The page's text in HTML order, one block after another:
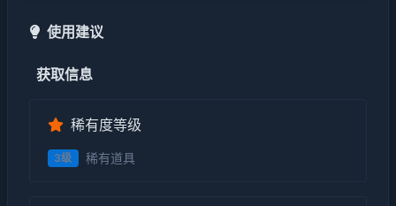
使用建议
获取信息
稀有度等级
3级 稀有道具